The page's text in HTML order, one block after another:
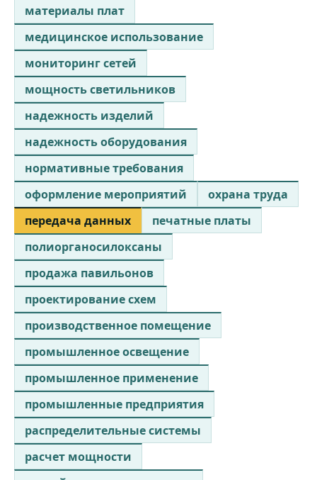
материалы плат
медицинское использование
мониторинг сетей
мощность светильников
надежность изделий
надежность оборудования
нормативные требования
оформление мероприятий
охрана труда
передача данных
печатные платы
полиорганосилоксаны
продажа павильонов
проектирование схем
производственное помещение
промышленное освещение
промышленное применение
промышленные предприятия
распределительные системы
расчет мощности